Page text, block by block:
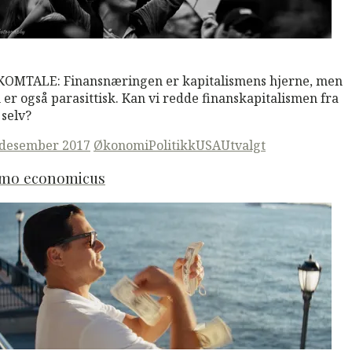
Finansnæringen er kapitalismens hjerne, men
er også parasittisk. Kan vi redde finanskapitalismen fra
2017 ØkonomiPolitikkUSAUtvalgt
economicus